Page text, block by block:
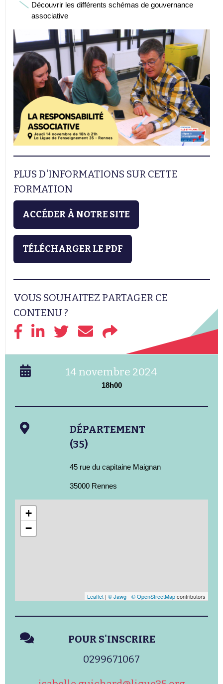
Découvrir les différents schémas de gouvernance
associative
PLUS D'INFORMATIONS SUR CETTE
FORMATION
ACCÉDER À NOTRE SITE
TÉLÉCHARGER LE PDF
VOUS SOUHAITEZ PARTAGER CE
CONTENU ?
14 novembre 2024
18h00
DÉPARTEMENT
(35)
45 rue du capitaine Maignan
35000 Rennes
+
−
Leaflet | © Jawg- © OpenStreetMapcontributors
POUR S'INSCRIRE
0299671067